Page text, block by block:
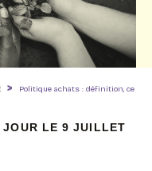
>
Politique achats : définition, ce
JOUR LE 9 JUILLET